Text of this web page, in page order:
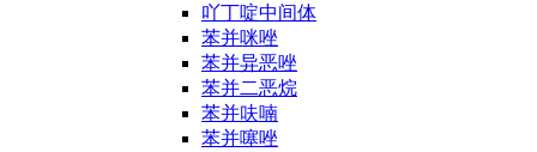
吖丁啶中间体
苯并咪唑
苯并异恶唑
苯并二恶烷
苯并呋喃
苯并噻唑